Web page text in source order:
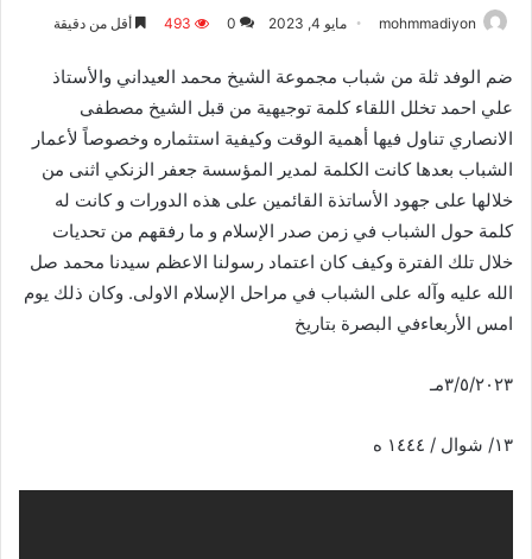
mohmmadiyon مايو 4, 2023 0
493 أقل من دقيقة
ضم الوفد ثلة من شباب مجموعة الشيخ محمد العيداني والأستاذ
علي احمد تخلل اللقاء كلمة توجيهية من قبل الشيخ مصطفى
الانصاري تناول فيها أهمية الوقت وكيفية استثماره وخصوصاً لأعمار
الشباب بعدها كانت الكلمة لمدير المؤسسة جعفر الزنكي اثنى من
خلالها على جهود الأساتذة القائمين على هذه الدورات و كانت له
كلمة حول الشباب في زمن صدر الإسلام و ما رفقهم من تحديات
خلال تلك الفترة وكيف كان اعتماد رسولنا الاعظم سيدنا محمد صل
الله عليه وآله على الشباب في مراحل الإسلام الاولى. وكان ذلك يوم
امس الأربعاءفي البصرة بتاريخ
٣/٥/٢٠٢٣مـ
١٣/ شوال / ١٤٤٤ ه